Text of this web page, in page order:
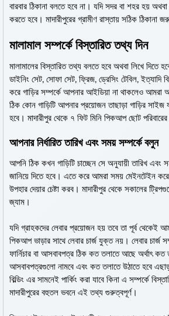
বারবার ঠিকানা বলতে হবে না। যদি সদর বা শহর হয়
করতে হবে। মাদারীপুরের গ্রামীণ রাস্তায় সঠিক ঠিকানা
মালামাল সম্পর্কে বিস্তারিত তথ্য দিন
মালামালের বিস্তারিত তথ্য বলতে হবে অথবা লিখে দিতে
ডাইনিং সেট, সোফা সেট, ফ্রিজ, ড্রেসিং টেবিল, ইত্যাদি
করে গাড়ির সম্পর্কে আপনার আইডিয়া না থাকলেও আমরা
ঠিক কোন গাড়িটি আপনার প্রয়োজন তাছাড়া গাড়ির
হবে। মাদারীপুর থেকে ৭ ফিট মিনি পিকআপ ছোট
আপনার নির্ধারিত তারিখ এবং সময় সম্পর্কে বলুন
আপনি ঠিক কখন গাড়িটি চাচ্ছেন সে অনুযায়ী তারিখ এবং
জানিয়ে দিতে হবে। এতে করে আমরা সময় মেইনটেইন
উপহার দেয়ার চেষ্টা করব। মাদারীপুর থেকে সকালের
জ্যাম।
যদি গ্রাহকদের লেবার প্রয়োজন হয় তবে তা পূর্ব থেকেই
পিকআপ ভাড়ার সাথে লেবার চার্জ যুক্ত নয়। লেবার চার্জ
ফার্নিচার বা আসবাবপত্র ঠিক কত তলাতে আছে অর্থাৎ কত
আসবাবপত্রগুলো নামবে এবং কত তলাতে উঠাতে হবে
বিল্ডিং এর সামনেই পার্কিং করা যাবে কিনা এ সম্পর্কে
মাদারীপুরের বহুতল ভবনে এই তথ্য গুরুত্বপূর্ণ।